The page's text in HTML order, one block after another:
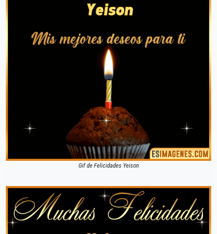
Gif de Felicidades Yeison